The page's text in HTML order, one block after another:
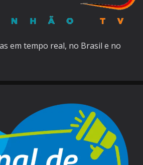
em tempo real, no Brasil e no